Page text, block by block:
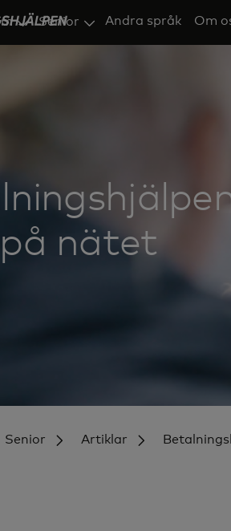
Senior Andra språk Om
nätet
Senior Artiklar